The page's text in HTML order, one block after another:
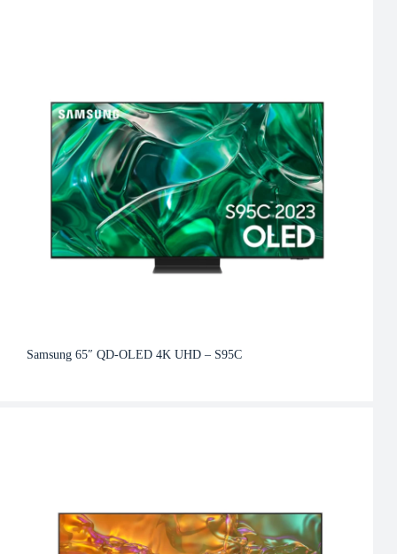
Samsung 65″ QD-OLED 4K UHD – S95C